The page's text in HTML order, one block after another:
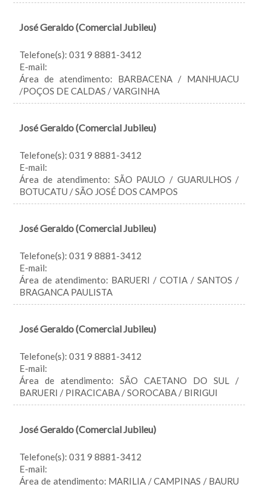
José Geraldo (Comercial Jubileu)
Telefone(s): 031 9 8881-3412
E-mail:
Área de atendimento: BARBACENA / MANHUACU
/POÇOS DE CALDAS / VARGINHA
José Geraldo (Comercial Jubileu)
Telefone(s): 031 9 8881-3412
E-mail:
Área de atendimento: SÃO PAULO / GUARULHOS /
BOTUCATU / SÃO JOSÉ DOS CAMPOS
José Geraldo (Comercial Jubileu)
Telefone(s): 031 9 8881-3412
E-mail:
Área de atendimento: BARUERI / COTIA / SANTOS /
BRAGANCA PAULISTA
José Geraldo (Comercial Jubileu)
Telefone(s): 031 9 8881-3412
E-mail:
Área de atendimento: SÃO CAETANO DO SUL /
BARUERI / PIRACICABA / SOROCABA / BIRIGUI
José Geraldo (Comercial Jubileu)
Telefone(s): 031 9 8881-3412
E-mail:
Área de atendimento: MARILIA / CAMPINAS / BAURU